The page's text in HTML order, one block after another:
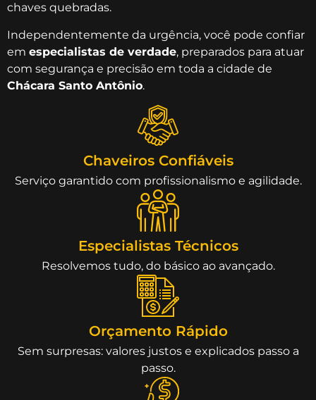
chaves quebradas.
Independentemente da urgência, você pode confiar
em especialistas de verdade, preparados para atuar
com segurança e precisão em toda a cidade de
Chácara Santo Antônio.
Chaveiros Confiáveis
Serviço garantido com profissionalismo e agilidade.
Especialistas Técnicos
Resolvemos tudo, do básico ao avançado.
Orçamento Rápido
Sem surpresas: valores justos e explicados passo a
passo.